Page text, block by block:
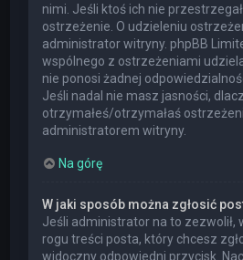
nimi. Jeśli ktoś ich nie
ostrzeżenie. O udzieleniu
administrator witryny. phpBB
wspólnego z ostrzeżeniami
nie ponosi żadnej
Jeśli nadal nie masz jasności,
otrzymałeś/otrzymałaś
administratorem witryny.
Na górę
W jaki sposób można zgłosić
Jeśli administrator na to zezwolił,
rogu treści posta, który chcesz
widoczny odpowiedni przycisk.